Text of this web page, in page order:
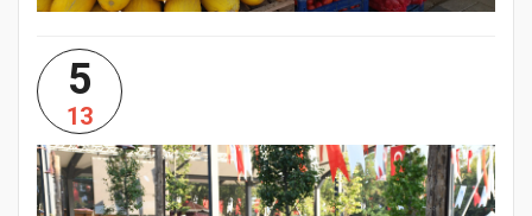
5
13